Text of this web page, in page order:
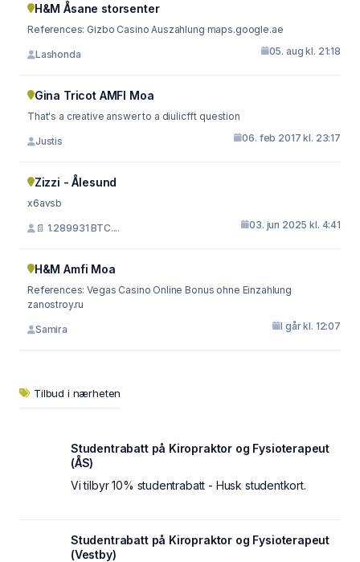
H&M Åsane storsenter
References: Gizbo Casino Auszahlung maps.google.ae
Lashonda 05. aug kl. 21:18
Gina Tricot AMFI Moa
That's a creative answer to a diulicfft question
Justis 06. feb 2017 kl. 23:17
Zizzi - Ålesund
x6avsb
📄 1.289931 BTC.... 03. jun 2025 kl. 4:41
H&M Amfi Moa
References: Vegas Casino Online Bonus ohne Einzahlung
zanostroy.ru
Samira I går kl. 12:07
Tilbud i nærheten
Studentrabatt på Kiropraktor og Fysioterapeut
(ÅS)
Vi tilbyr 10% studentrabatt - Husk studentkort.
Studentrabatt på Kiropraktor og Fysioterapeut
(Vestby)